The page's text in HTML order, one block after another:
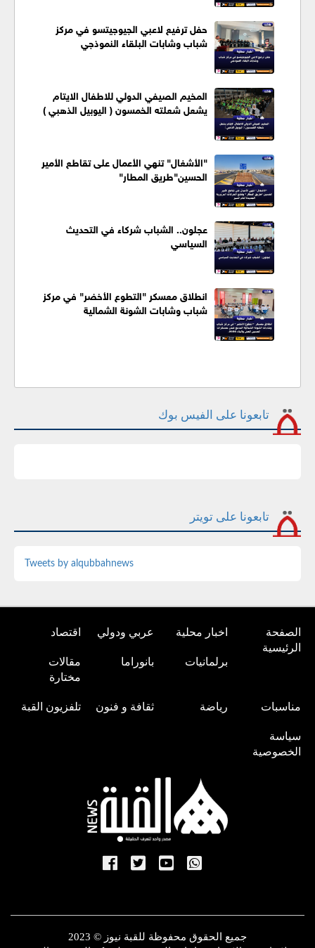
حفل ترفيع لاعبي الجيوجيتسو في مركز
شباب وشابات البلقاء النموذجي
المخيم الصيفي الدولي للاطفال الايتام
يشعل شعلته الخمسون ( اليوبيل الذهبي )
"الأشغال" تنهي الأعمال على تقاطع الأمير
الحسين"طريق المطار"
عجلون.. الشباب شركاء في التحديث
السياسي
انطلاق معسكر "التطوع الأخضر" في مركز
شباب وشابات الشونة الشمالية
تابعونا على الفيس بوك
تابعونا على تويتر
Tweets by alqubbahnews
الصفحة
الرئيسية
اخبار محلية عربي ودولي اقتصاد
برلمانيات بانوراما
مقالات
مختارة
مناسبات رياضة ثقافة و فنون تلفزيون القبة
سياسة
الخصوصية
جميع الحقوق محفوظة للقبة نيوز © 2023